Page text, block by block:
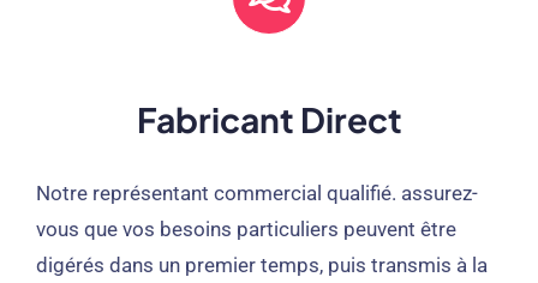
Fabricant Direct
Notre représentant commercial qualifié. assurez-
vous que vos besoins particuliers peuvent être
digérés dans un premier temps, puis transmis à la